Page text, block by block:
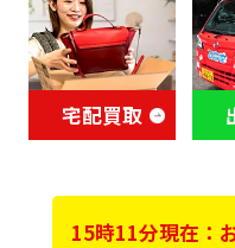
宅配買取
15時11分現在：